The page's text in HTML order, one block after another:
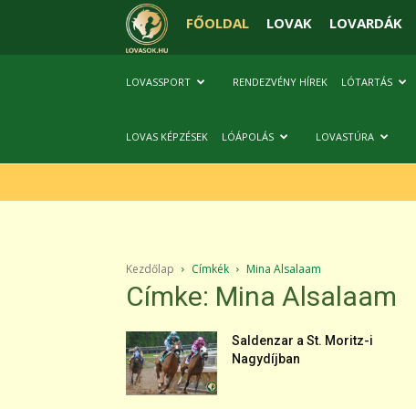
FŐOLDAL LOVAK LOVARDÁK
LOVASSPORT RENDEZVÉNY HÍREK LÓTARTÁS
LOVAS KÉPZÉSEK LÓÁPOLÁS LOVASTÚRA
Kezdőlap Címkék Mina Alsalaam
Címke: Mina Alsalaam
Saldenzar a St. Moritz-i
Nagydíjban